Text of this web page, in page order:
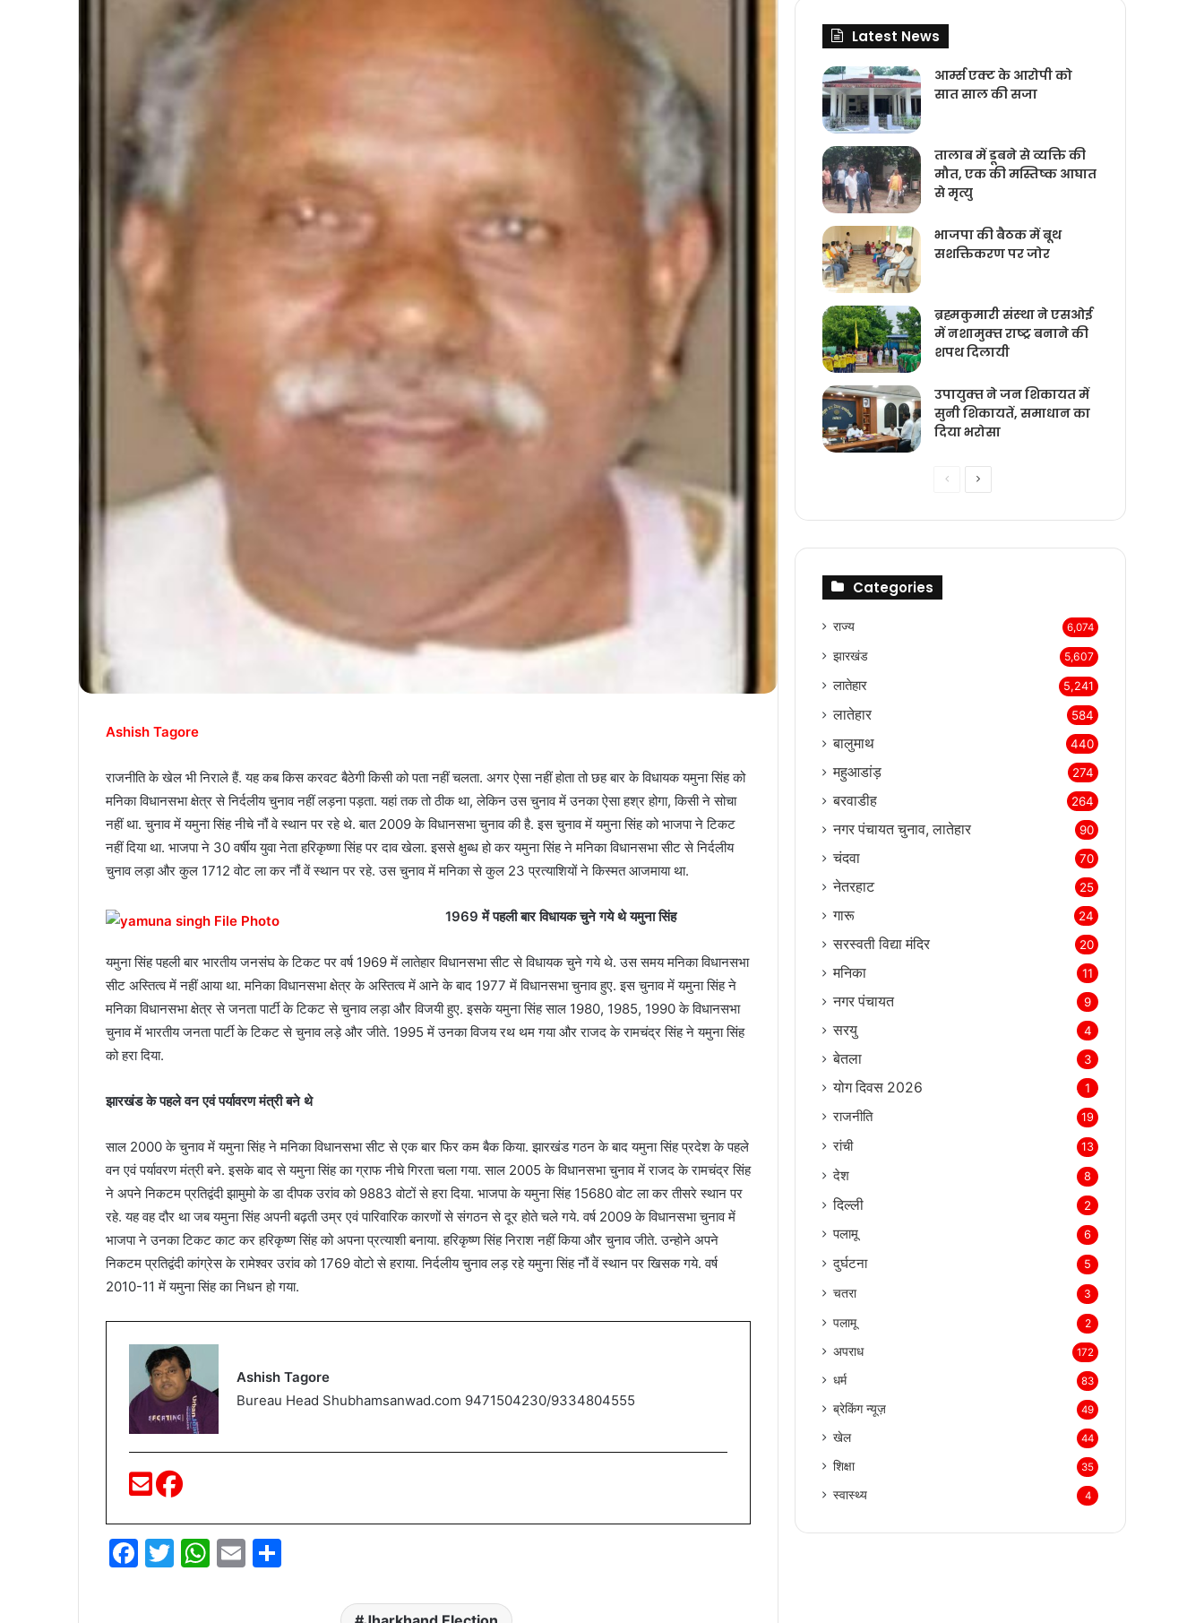
Ashish Tagore
राजनीति के खेल भी निराले हैं. यह कब किस करवट बैठेगी किसी को पता नहीं चलता. अगर ऐसा नहीं होता तो छह बार के विधायक यमुना सिंह को
मनिका विधानसभा क्षेत्र से निर्दलीय चुनाव नहीं लड़ना पड़ता. यहां तक तो ठीक था, लेकिन उस चुनाव में उनका ऐसा हश्र होगा, किसी ने सोचा
नहीं था. चुनाव में यमुना सिंह नीचे नौं वे स्थान पर रहे थे. बात 2009 के विधानसभा चुनाव की है. इस चुनाव में यमुना सिंह को भाजपा ने टिकट
नहीं दिया था. भाजपा ने 30 वर्षीय युवा नेता हरिकृष्णा सिंह पर दाव खेला. इससे क्षुब्ध हो कर यमुना सिंह ने मनिका विधानसभा सीट से निर्दलीय
चुनाव लड़ा और कुल 1712 वोट ला कर नौं वें स्थान पर रहे. उस चुनाव में मनिका से कुल 23 प्रत्याशियों ने किस्मत आजमाया था.
1969में पहली बार विधायक चुने गये थे यमुना सिंह
यमुना सिंह पहली बार भारतीय जनसंघ के टिकट पर वर्ष 1969 में लातेहार विधानसभा सीट से विधायक चुने गये थे. उस समय मनिका विधानसभा
सीट अस्तित्व में नहीं आया था. मनिका विधानसभा क्षेत्र के अस्तित्व में आने के बाद 1977 में विधानसभा चुनाव हुए. इस चुनाव में यमुना सिंह ने
मनिका विधानसभा क्षेत्र से जनता पार्टी के टिकट से चुनाव लड़ा और विजयी हुए. इसके यमुना सिंह साल 1980, 1985, 1990 के विधानसभा
चुनाव में भारतीय जनता पार्टी के टिकट से चुनाव लड़े और जीते. 1995 में उनका विजय रथ थम गया और राजद के रामचंद्र सिंह ने यमुना सिंह
को हरा दिया.
झारखंड के पहले वन एवं पर्यावरण मंत्री बने थे
साल 2000 के चुनाव में यमुना सिंह ने मनिका विधानसभा सीट से एक बार फिर कम बैक किया. झारखंड गठन के बाद यमुना सिंह प्रदेश के पहले
वन एवं पर्यावरण मंत्री बने. इसके बाद से यमुना सिंह का ग्राफ नीचे गिरता चला गया. साल 2005 के विधानसभा चुनाव में राजद के रामचंद्र सिंह
ने अपने निकटम प्रतिद्वंदी झामुमो के डा दीपक उरांव को 9883 वोटों से हरा दिया. भाजपा के यमुना सिंह 15680 वोट ला कर तीसरे स्थान पर
रहे. यह वह दौर था जब यमुना सिंह अपनी बढ़ती उम्र एवं पारिवारिक कारणों से संगठन से दूर होते चले गये. वर्ष 2009 के विधानसभा चुनाव में
भाजपा ने उनका टिकट काट कर हरिकृष्ण सिंह को अपना प्रत्याशी बनाया. हरिकृष्ण सिंह निराश नहीं किया और चुनाव जीते. उन्होने अपने
निकटम प्रतिद्वंदी कांग्रेस के रामेश्वर उरांव को 1769 वोटो से हराया. निर्दलीय चुनाव लड़ रहे यमुना सिंह नौं वें स्थान पर खिसक गये. वर्ष
2010-11 में यमुना सिंह का निधन हो गया.
Ashish Tagore
Bureau Head Shubhamsanwad.com 9471504230/9334804555
F
T
W E
Latest News
आर्म्स एक्ट के आरोपी को
सात साल की सजा
तालाब में डूबने से व्यक्ति की
मौत, एक की मस्तिष्क आघात
से मृत्यु
भाजपा की बैठक में बूथ
सशक्तिकरण पर जोर
ब्रह्मकुमारी संस्‍था ने एसओई
में नशामुक्‍त राष्‍ट्र बनाने की
शपथ दिलायी
उपायुक्‍त ने जन शिकायत में
सुनी शिकायतें, समाधान का
दिया भरोसा
PreviousNext
Categories
राज्‍य 6,074
झारखंड 5,607
लातेहार 5,241
लातेहार 584
बालुमाथ 440
महुआडांड़ 274
बरवाडीह 264
नगर पंचायत चुनाव, लातेहार 90
चंदवा 70
नेतरहाट 25
गारू 24
सरस्‍वती विद्या मंदिर 20
मनिका 11
नगर पंचायत 9
सरयु 4
बेतला 3
योग दिवस 2026 1
राजनीति 19
रांची 13
देश 8
दिल्‍ली 2
पलामू 6
दुर्घटना 5
चतरा 3
पलामू 2
अपराध 172
धर्म 83
ब्रेकिंग न्यूज़ 49
खेल 44
शिक्षा 35
स्वास्थ्य 4